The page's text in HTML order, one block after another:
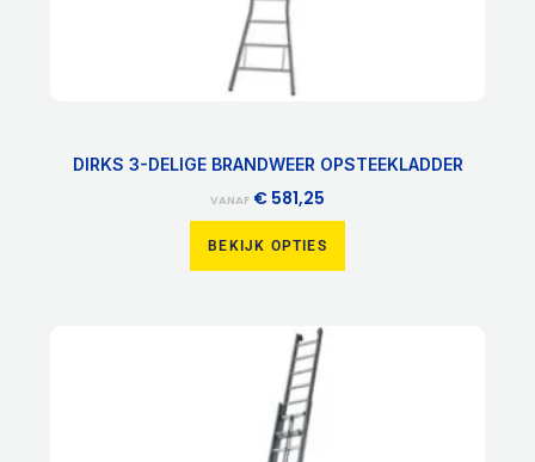
DIRKS 3-DELIGE BRANDWEER OPSTEEKLADDER
VANAF € 581,25
BEKIJK OPTIES
productpagina
product
heeft
meerdere
variaties.